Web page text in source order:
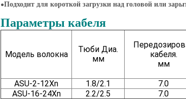
●Подходит для короткой загрузки над головой или
Параметры кабеля
Модель волокна
Тюби Диа.
мм
кабеля.
мм
ASU-2-12Xn
1.8/2.1 7.0
ASU-16-24Xn
2.2/2.5 7.0